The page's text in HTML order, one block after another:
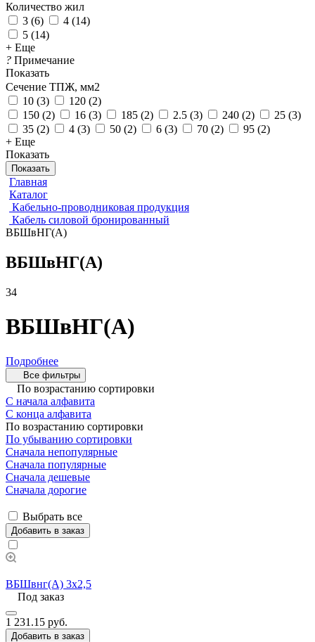
Количество жил
3 (6) 4 (14)
5 (14)
+ Еще
? Примечание
Показать
Сечение ТПЖ, мм2
10 (3) 120 (2)
150 (2) 16 (3) 185 (2) 2.5 (3) 240 (2) 25 (3)
35 (2) 4 (3) 50 (2) 6 (3) 70 (2) 95 (2)
+ Еще
Показать
Показать
Главная
Каталог
Кабельно-проводниковая продукция
Кабель силовой бронированный
ВБШвНГ(А)
ВБШвНГ(А)
34
ВБШвНГ(А)
Подробнее
Все фильтры
По возрастанию сортировки
С начала алфавита
С конца алфавита
По возрастанию сортировки
По убыванию сортировки
Сначала непопулярные
Сначала популярные
Сначала дешевые
Сначала дорогие
Выбрать все
Добавить в заказ
ВБШвнг(А) 3х2,5
Под заказ
1 231.15 руб.
Добавить в заказ